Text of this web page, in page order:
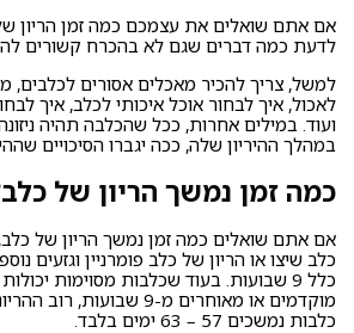
אם אתם שואלים את עצמכם כמה זמן הריון
לדעת כמה דברים שגם לא בהכרח קשורים
למשל, צריך להכיר מאכלים אסורים לכלבים,
לאכול, איך לבחור אוכל איכותי לכלב, איך
ועוד. במילים אחרות, ככל שהכלבה תהיה ניזונה
במהלך ההיריון שלה, ככה יגברו הסיכויים
כמה זמן נמשך הריון של
אם אתם שואלים כמה זמן נמשך הריון של
כלב שיצו או הריון של כלב פומרניין וגזעים
כלל 9 שבועות. בעוד שכלבות מסוימות
מוקדמים או מאוחרים מ-9
כלבות נמשכים 57 – 63 ימים בלבד.